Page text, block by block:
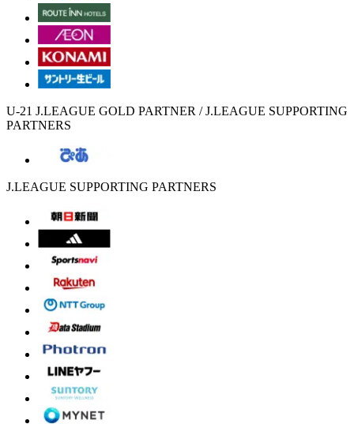
U-21 J.LEAGUE GOLD PARTNER / J.LEAGUE SUPPORTING
PARTNERS
J.LEAGUE SUPPORTING PARTNERS